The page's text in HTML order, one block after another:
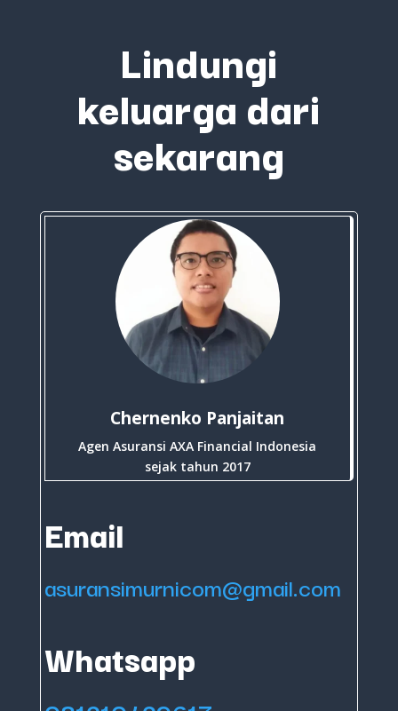
Lindungi
keluarga dari
sekarang
Chernenko Panjaitan
Agen Asuransi AXA Financial Indonesia
sejak tahun 2017
Email
asuransimurnicom@gmail.com
Whatsapp